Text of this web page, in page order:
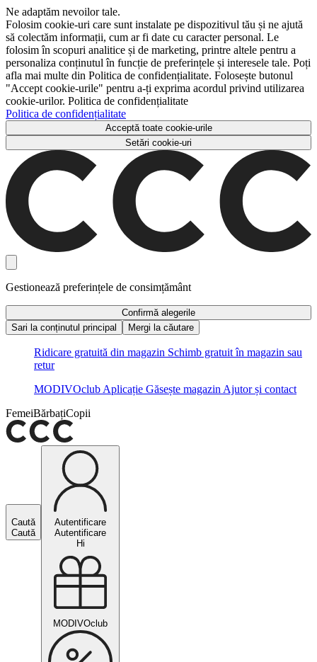
Ne adaptăm nevoilor tale.
Folosim cookie-uri care sunt instalate pe dispozitivul tău și ne ajută
să colectăm informații, cum ar fi date cu caracter personal. Le
folosim în scopuri analitice și de marketing, printre altele pentru a
personaliza conținutul în funcție de preferințele și interesele tale. Poți
afla mai multe din Politica de confidențialitate. Folosește butonul
"Accept cookie-urile" pentru a-ți exprima acordul privind utilizarea
cookie-urilor. Politica de confidențialitate
Politica de confidențialitate
Acceptă toate cookie-urile
Setări cookie-uri
Gestionează preferințele de consimțământ
Confirmă alegerile
Sari la conținutul principal
Mergi la căutare
Ridicare gratuită din magazin Schimb gratuit în magazin sau
retur
MODIVOclub Aplicație Găsește magazin Ajutor și contact
FemeiBărbațiCopii
Caută
Caută
Autentificare
Autentificare
Hi
MODIVOclub